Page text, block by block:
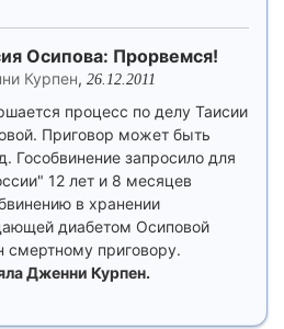
Осипова: Прорвемся!
Курпен, 26.12.2011
процесс по делу Таисии
Приговор может быть
Гособвинение запросило для
12 лет и 8 месяцев
в хранении
диабетом Осиповой
смертному приговору.
Дженни Курпен.